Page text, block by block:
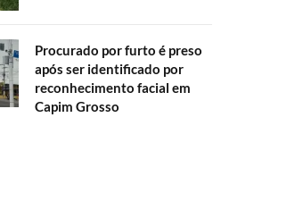
Procurado por furto é preso
após ser identificado por
reconhecimento facial em
Capim Grosso